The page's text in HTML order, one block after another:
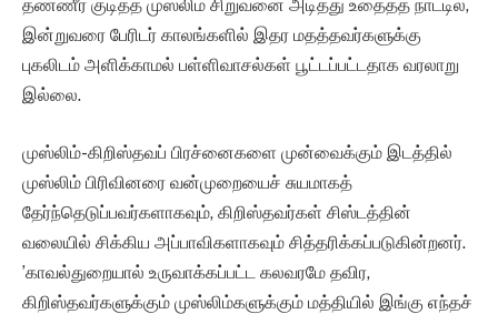
தண்ணீர் குடித்த முஸ்லிம் சிறுவனை அடித்து உதைத்த நாட்டில்,
இன்றுவரை பேரிடர் காலங்களில் இதர மதத்தவர்களுக்கு
புகலிடம் அளிக்காமல் பள்ளிவாசல்கள் பூட்டப்பட்டதாக வரலாறு
இல்லை.
முஸ்லிம்-கிறிஸ்தவப் பிரச்னைகளை முன்வைக்கும் இடத்தில்
முஸ்லிம் பிரிவினரை வன்முறையைச் சுயமாகத்
தேர்ந்தெடுப்பவர்களாகவும், கிறிஸ்தவர்கள் சிஸ்டத்தின்
வலையில் சிக்கிய அப்பாவிகளாகவும் சித்தரிக்கப்படுகின்றனர்.
’காவல்துறையால் உருவாக்கப்பட்ட கலவரமே தவிர,
கிறிஸ்தவர்களுக்கும் முஸ்லிம்களுக்கும் மத்தியில் இங்கு எந்தச்